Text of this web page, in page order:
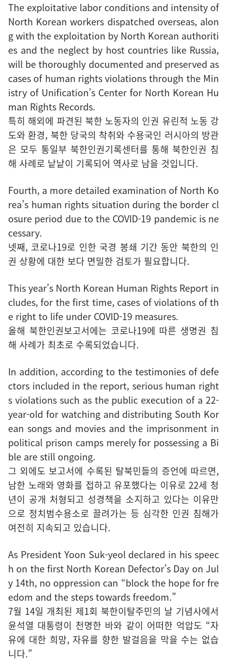
The exploitative labor conditions and intensity of
North Korean workers dispatched overseas, alon
g with the exploitation by North Korean authoriti
es and the neglect by host countries like Russia,
will be thoroughly documented and preserved as
cases of human rights violations through the Min
istry of Unification’s Center for North Korean Hu
man Rights Records.
특히 해외에 파견된 북한 노동자의 인권 유린적 노동 강
도와 환경, 북한 당국의 착취와 수용국인 러시아의 방관
은 모두 통일부 북한인권기록센터를 통해 북한인권 침
해 사례로 낱낱이 기록되어 역사로 남을 것입니다.
Fourth, a more detailed examination of North Ko
rea’s human rights situation during the border cl
osure period due to the COVID-19 pandemic is ne
cessary.
넷째, 코로나19로 인한 국경 봉쇄 기간 동안 북한의 인
권 상황에 대한 보다 면밀한 검토가 필요합니다.
This year’s North Korean Human Rights Report in
cludes, for the first time, cases of violations of th
e right to life under COVID-19 measures.
올해 북한인권보고서에는 코로나19에 따른 생명권 침
해 사례가 최초로 수록되었습니다.
In addition, according to the testimonies of defe
ctors included in the report, serious human right
s violations such as the public execution of a 22-
year-old for watching and distributing South Kor
ean songs and movies and the imprisonment in
political prison camps merely for possessing a Bi
ble are still ongoing.
그 외에도 보고서에 수록된 탈북민들의 증언에 따르면,
남한 노래와 영화를 접하고 유포했다는 이유로 22세 청
년이 공개 처형되고 성경책을 소지하고 있다는 이유만
으로 정치범수용소로 끌려가는 등 심각한 인권 침해가
여전히 지속되고 있습니다.
As President Yoon Suk-yeol declared in his speec
h on the first North Korean Defector’s Day on Jul
y 14th, no oppression can “block the hope for fre
edom and the steps towards freedom.”
7월 14일 개최된 제1회 북한이탈주민의 날 기념사에서
윤석열 대통령이 천명한 바와 같이 어떠한 억압도 “자
유에 대한 희망, 자유를 향한 발걸음을 막을 수는 없습
니다.”